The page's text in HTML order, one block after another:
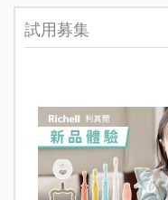
試用募集